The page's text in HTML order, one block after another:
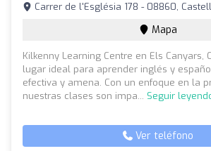
Carrer de l'Església 178 - 08860,
Mapa
Kilkenny Learning Centre en Els Canyars,
lugar ideal para aprender inglés y
efectiva y amena. Con un enfoque en la
nuestras clases son impa... Seguir
Ver teléfono